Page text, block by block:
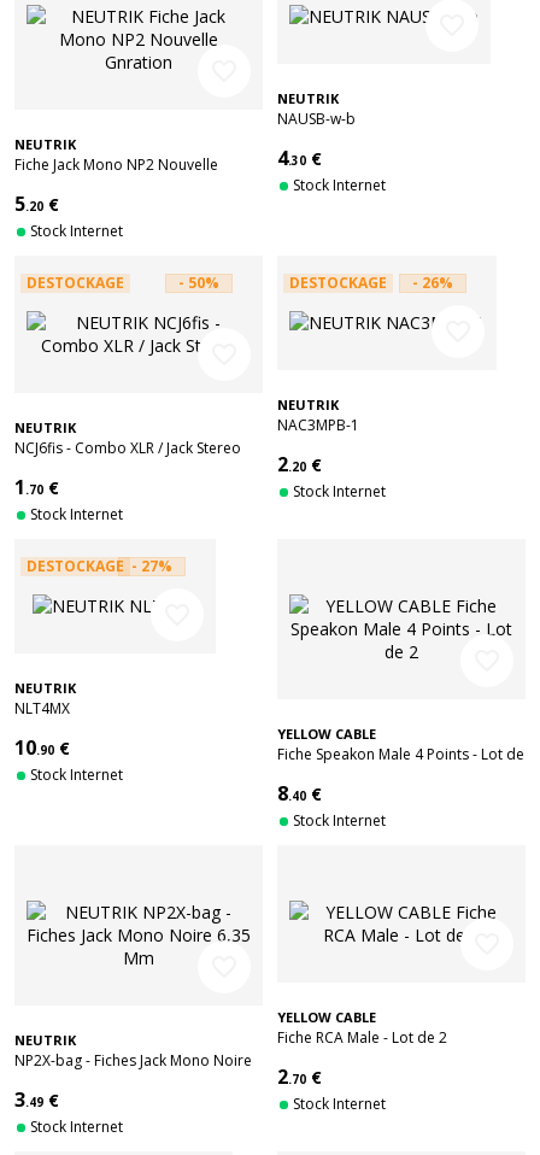
NEUTRIK
Fiche Jack Mono NP2 Nouvelle
5.20 €
Stock Internet
NEUTRIK
NAUSB-w-b
4.30 €
Stock Internet
DESTOCKAGE - 50%
NEUTRIK
NCJ6fis - Combo XLR / Jack Stereo
1 .70 €
Stock Internet
DESTOCKAGE - 26%
NEUTRIK
NAC3MPB-1
2.20 €
Stock Internet
DESTOCKAGE - 27%
NEUTRIK
NLT4MX
10.90 €
Stock Internet
YELLOW CABLE
Fiche Speakon Male 4 Points - Lot de
8.40 €
Stock Internet
NEUTRIK
NP2X-bag - Fiches Jack Mono Noire
3.49 €
Stock Internet
YELLOW CABLE
Fiche RCA Male - Lot de 2
2.70 €
Stock Internet